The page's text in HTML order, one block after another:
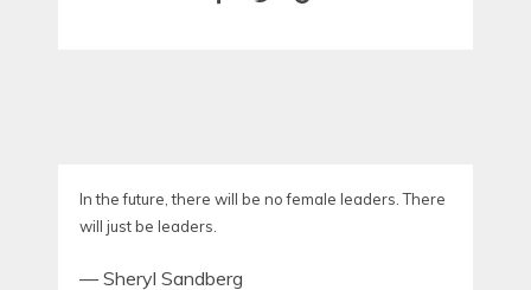
In the future, there will be no female leaders. There
will just be leaders.
—Sheryl Sandberg